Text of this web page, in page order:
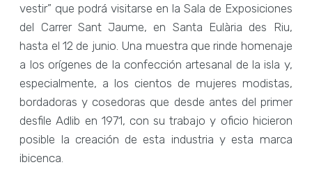
vestir” que podrá visitarse en la Sala de Exposiciones
del Carrer Sant Jaume, en Santa Eulària des Riu,
hasta el 12 de junio. Una muestra que rinde homenaje
a los orígenes de la confección artesanal de la isla y,
especialmente, a los cientos de mujeres modistas,
bordadoras y cosedoras que desde antes del primer
desfile Adlib en 1971, con su trabajo y oficio hicieron
posible la creación de esta industria y esta marca
ibicenca.